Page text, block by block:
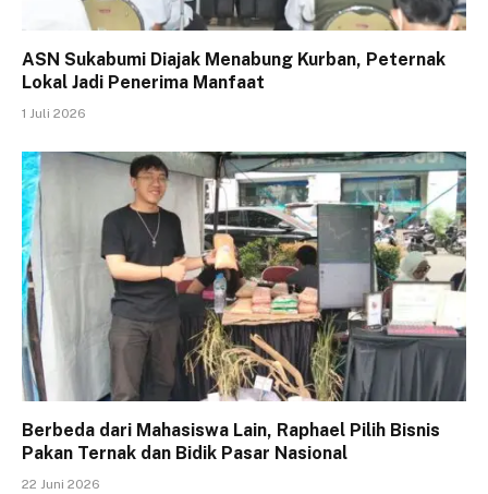
ASN Sukabumi Diajak Menabung Kurban, Peternak
Lokal Jadi Penerima Manfaat
1 Juli 2026
Berbeda dari Mahasiswa Lain, Raphael Pilih Bisnis
Pakan Ternak dan Bidik Pasar Nasional
22 Juni 2026